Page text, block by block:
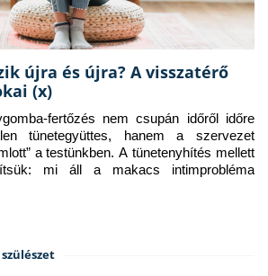
újra és újra? A visszatérő
(x)
fertőzés nem csupán időről időre
tünetegyüttes, hanem a szervezet
a testünkben. A tünetenyhítés mellett
mi áll a makacs intimprobléma